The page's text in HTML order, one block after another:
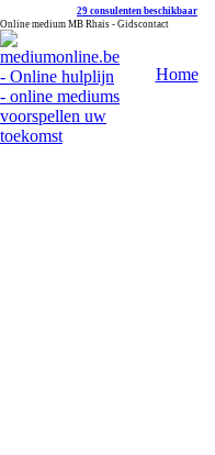
29 consulenten beschikbaar
Online medium MB Rhais - Gidscontact
Home